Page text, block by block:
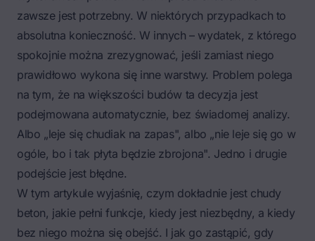
zawsze jest potrzebny. W niektórych przypadkach to
absolutna konieczność. W innych – wydatek, z którego
spokojnie można zrezygnować, jeśli zamiast niego
prawidłowo wykona się inne warstwy. Problem polega
na tym, że na większości budów ta decyzja jest
podejmowana automatycznie, bez świadomej analizy.
Albo „leje się chudiak na zapas", albo „nie leje się go w
ogóle, bo i tak płyta będzie zbrojona". Jedno i drugie
podejście jest błędne.
W tym artykule wyjaśnię, czym dokładnie jest chudy
beton, jakie pełni funkcje, kiedy jest niezbędny, a kiedy
bez niego można się obejść. I jak go zastąpić, gdy